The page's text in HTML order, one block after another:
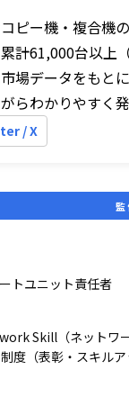
ピー機・複合機
計61,000台以
場データをもと
らわかりやすく発
/ X
監
トユニット責任者
Skill（ネットワ
度（表彰・スキルア